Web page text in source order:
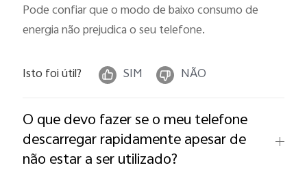
Pode confiar que o modo de baixo consumo de
energia não prejudica o seu telefone.
Isto foi útil? SIM NÃO
O que devo fazer se o meu telefone
descarregar rapidamente apesar de
não estar a ser utilizado?